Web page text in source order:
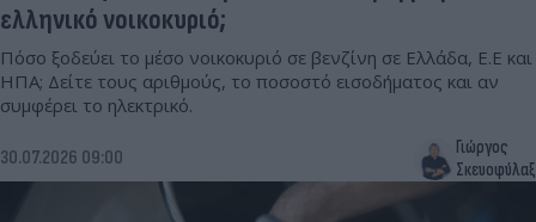
ελληνικό νοικοκυριό;
Πόσο ξοδεύει το μέσο νοικοκυριό σε βενζίνη σε Ελλάδα, Ε.Ε και
ΗΠΑ; Δείτε τους αριθμούς, το ποσοστό εισοδήματος και αν
συμφέρει το ηλεκτρικό.
30.07.2026 09:00
Γιώργος
Σκευοφύλαξ